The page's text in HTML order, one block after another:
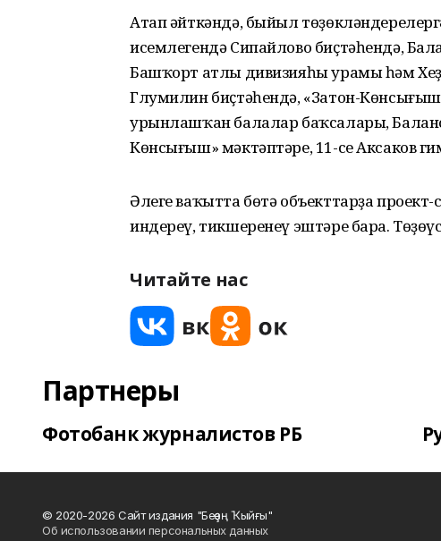
Атап әйткәндә, быйыл
исемлегендә Сипайлово биҫтәһендә,
Башҡорт атлы дивизияһы урамы һәм
Глумилин биҫтәһендә, «Затон-
урынлашҡан балалар баҡсалары,
Көнсығыш» мәктәптәре, 11-се Аксаков
Әлеге ваҡытта бөтә объекттарҙа
индереү, тикшеренеү эштәре бара.
Читайте нас
Партнеры
Фотобанк журналистов РБ
© 2020-2026 Сайт издания "Беҙҙең Ҡыйғы"
Об использовании персональных данных